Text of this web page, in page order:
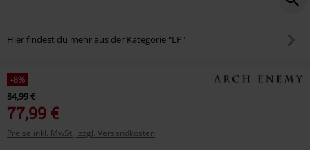
Hier findest du mehr aus der Kategorie "LP"
-8%
84,99 €
77,99 €
Preise inkl. MwSt., zzgl. Versandkosten